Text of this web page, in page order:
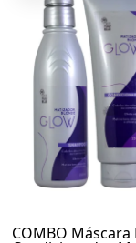
COMBO